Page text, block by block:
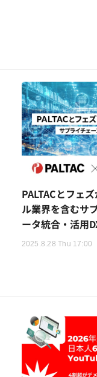
PALTACとフェ
ル業界を含むサ
ータ統合・活用
2025.8.28 Thu 17:00